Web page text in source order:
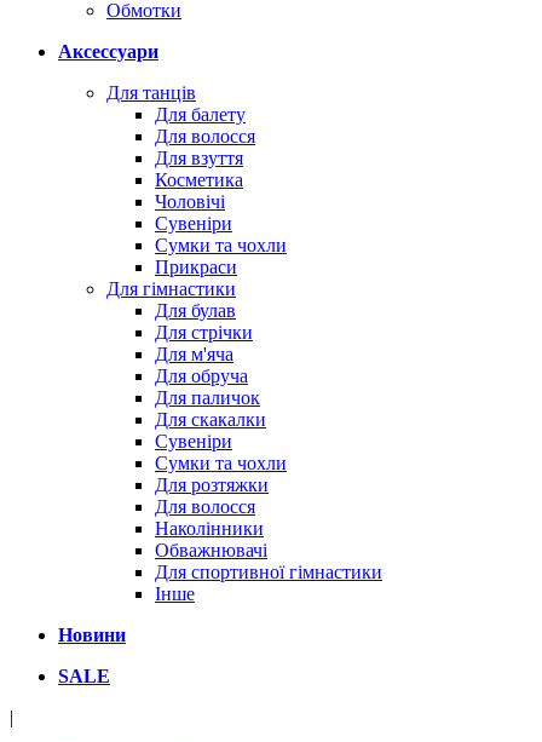
Обмотки
Аксессуари
Для танців
Для балету
Для волосся
Для взуття
Косметика
Чоловічі
Сувеніри
Сумки та чохли
Прикраси
Для гімнастики
Для булав
Для стрічки
Для м'яча
Для обруча
Для паличок
Для скакалки
Сувеніри
Сумки та чохли
Для розтяжки
Для волосся
Наколінники
Обважнювачі
Для спортивної гімнастики
Інше
Новини
SALE
|